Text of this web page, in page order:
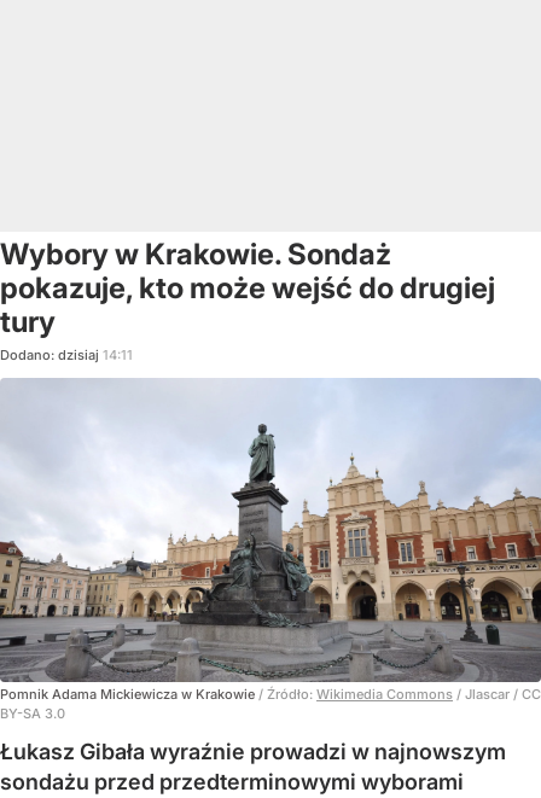
Wybory w Krakowie. Sondaż
pokazuje, kto może wejść do drugiej
tury
Dodano: dzisiaj 14:11
Pomnik Adama Mickiewicza w Krakowie / Źródło: Wikimedia Commons / Jlascar / CC
BY-SA 3.0
Łukasz Gibała wyraźnie prowadzi w najnowszym
sondażu przed przedterminowymi wyborami